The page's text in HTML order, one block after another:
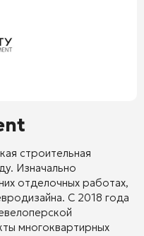
строительная
Изначально
отделочных работах,
С 2018 года
многоквартирных